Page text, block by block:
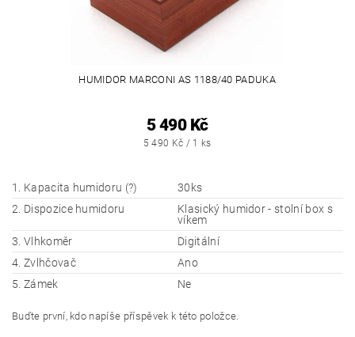
HUMIDOR MARCONI AS 1188/40 PADUKA
5 490 Kč
5 490 Kč / 1 ks
1. Kapacita humidoru (?)
30ks
2. Dispozice humidoru
Klasický humidor - stolní box s
víkem
3. Vlhkoměr
Digitální
4. Zvlhčovač
Ano
5. Zámek
Ne
Buďte první, kdo napíše příspěvek k této položce.